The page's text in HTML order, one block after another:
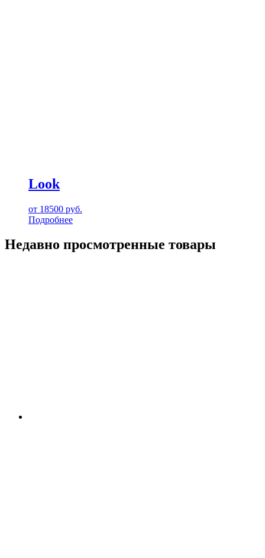
Look
от 18500 руб.
Подробнее
Недавно просмотренные товары